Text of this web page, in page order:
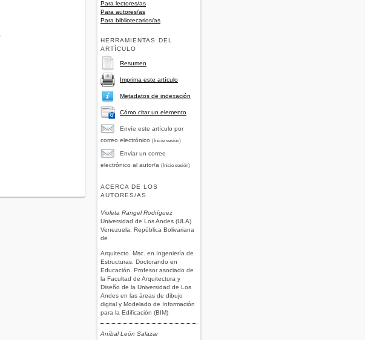
Para lectores/as
Para autores/as
Para bibliotecarios/as
HERRAMIENTAS DEL
ARTÍCULO
Resumen
Imprima este artículo
Metadatos de indexación
Cómo citar un elemento
Envíe este artículo por
correo electrónico (Inicie sesión)
Enviar un correo
electrónico al autor/a (Inicie sesión)
ACERCA DE LOS
AUTORES/AS
Violeta Rangel Rodríguez
Universidad de Los Andes (ULA)
Venezuela, República Bolivariana
de
Arquitecto. Msc. en Ingeniería de
Estructuras. Doctorando en
Educación. Profesor asociado de
la Facultad de Arquitectura y
Diseño de la Universidad de Los
Andes en las áreas de dibujo
digital y Modelado de Información
para la Edificación (BIM)
Aníbal León Salazar